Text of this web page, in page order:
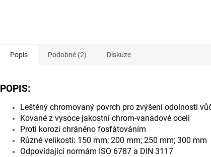
Popis Podobné (2) Diskuze
POPIS:
Leštěný chromovaný povrch pro zvýšení odolnosti
Kované z vysoce jakostní chrom-vanadové oceli
Proti korozi chráněno fosfátováním
Různé velikosti: 150 mm; 200 mm; 250 mm; 300 mm
Odpovídající normám ISO 6787 a DIN 3117